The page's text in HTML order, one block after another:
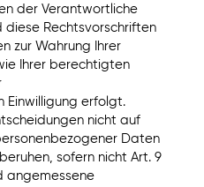
der Verantwortliche
diese Rechtsvorschriften
zur Wahrung Ihrer
Ihrer berechtigten
Einwilligung erfolgt.
nicht auf
Daten
sofern nicht Art. 9
angemessene